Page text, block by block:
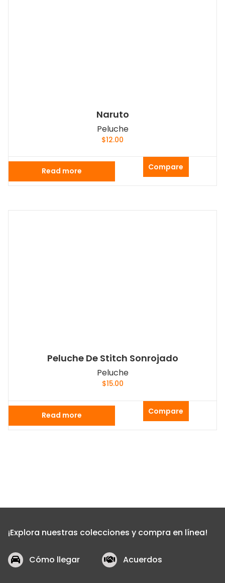
Naruto
Peluche
$12.00
Read more Compare
Peluche De Stitch Sonrojado
Peluche
$15.00
Read more Compare
¡Explora nuestras colecciones y compra en línea!
Cómo llegar Acuerdos